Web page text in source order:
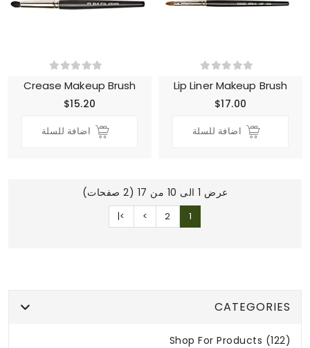
Lip Liner Makeup Brush
$17.00
اضافة للسلة
Crease Makeup Brush
$15.20
اضافة للسلة
عرض 1 الى 10 من 17 (2 صفحات)
1
2
>
>|
CATEGORIES
Shop For Products (122)